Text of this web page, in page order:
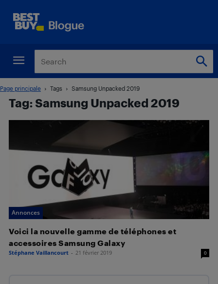
Page principale Tags Samsung Unpacked 2019
Tag: Samsung Unpacked 2019
Annonces
Voici la nouvelle gamme de téléphones et
accessoires Samsung Galaxy
Stéphane Vaillancourt - 21 février 2019 0